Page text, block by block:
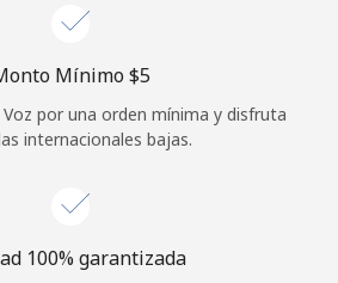
Continuar con
Mínimo ⁦$5⁩
por una orden mínima y disfruta
internacionales bajas.
100% garantizada